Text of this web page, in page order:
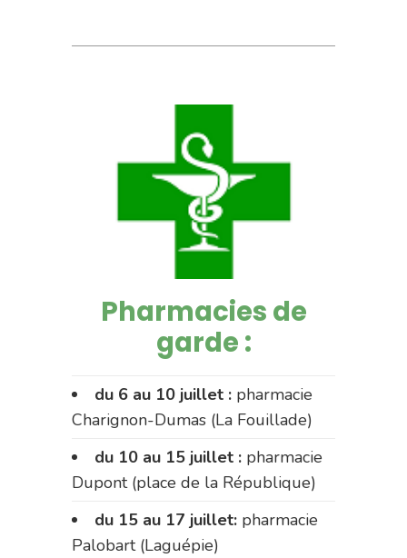
Pharmacies de
garde :
du 6 au 10 juillet : pharmacie
Charignon-Dumas (La Fouillade)
du 10 au 15 juillet : pharmacie
Dupont (place de la République)
du 15 au 17 juillet: pharmacie
Palobart (Laguépie)